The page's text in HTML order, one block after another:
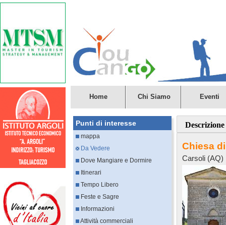
Home Chi Siamo Eventi
Punti di interesse
mappa
Da Vedere
Dove Mangiare e Dormire
Itinerari
Tempo Libero
Feste e Sagre
Informazioni
Attività commerciali
Descrizione
Chiesa
Carsoli (AQ)